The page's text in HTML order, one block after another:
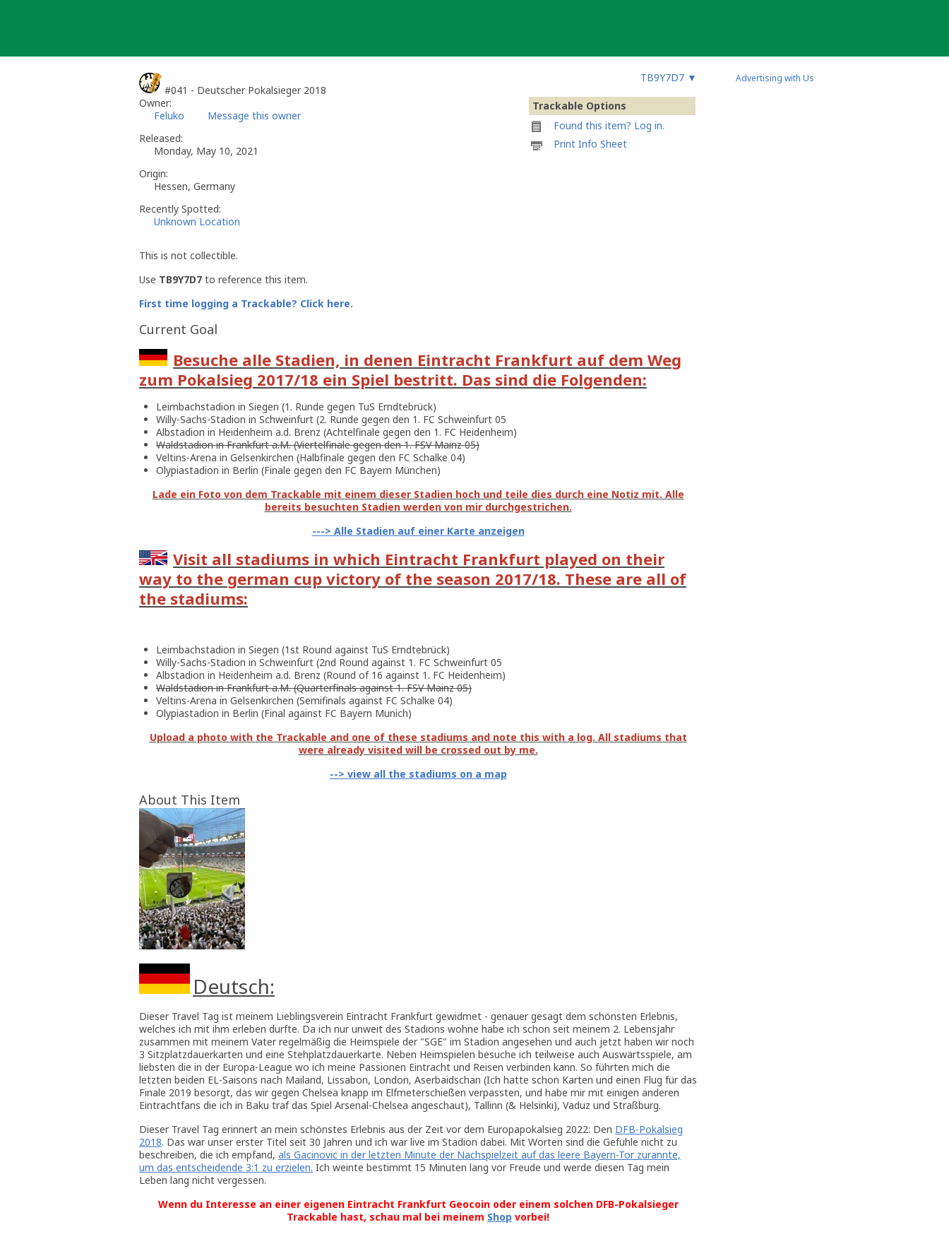
TB9Y7D7 ▼
#041 - Deutscher Pokalsieger 2018
Trackable Options
Found this item? Log in.
Printable
Print Info Sheet
Owner:
Feluko
Message this owner
Released:
Monday, May 10, 2021
Origin:
Hessen, Germany
Recently Spotted:
Unknown Location
This is not collectible.
Use TB9Y7D7 to reference this item.
First time logging a Trackable? Click here.
Current Goal
Besuche alle Stadien, in denen Eintracht Frankfurt auf dem Weg
zum Pokalsieg 2017/18 ein Spiel bestritt. Das sind die Folgenden:
Leimbachstadion in Siegen (1. Runde gegen TuS Erndtebrück)
Willy-Sachs-Stadion in Schweinfurt (2. Runde gegen den 1. FC Schweinfurt 05
Albstadion in Heidenheim a.d. Brenz (Achtelfinale gegen den 1. FC Heidenheim)
Waldstadion in Frankfurt a.M. (Viertelfinale gegen den 1. FSV Mainz 05)
Veltins-Arena in Gelsenkirchen (Halbfinale gegen den FC Schalke 04)
Olypiastadion in Berlin (Finale gegen den FC Bayern München)
Lade ein Foto von dem Trackable mit einem dieser Stadien hoch und teile dies durch eine Notiz mit. Alle
bereits besuchten Stadien werden von mir durchgestrichen.
---> Alle Stadien auf einer Karte anzeigen
Visit all stadiums in which Eintracht Frankfurt played on their
way to the german cup victory of the season 2017/18. These are all of
the stadiums:
Leimbachstadion in Siegen (1st Round against TuS Erndtebrück)
Willy-Sachs-Stadion in Schweinfurt (2nd Round against 1. FC Schweinfurt 05
Albstadion in Heidenheim a.d. Brenz (Round of 16 against 1. FC Heidenheim)
Waldstadion in Frankfurt a.M. (Quarterfinals against 1. FSV Mainz 05)
Veltins-Arena in Gelsenkirchen (Semifinals against FC Schalke 04)
Olypiastadion in Berlin (Final against FC Bayern Munich)
Upload a photo with the Trackable and one of these stadiums and note this with a log. All stadiums that
were already visited will be crossed out by me.
--> view all the stadiums on a map
About This Item
Deutsch:
Dieser Travel Tag ist meinem Lieblingsverein Eintracht Frankfurt gewidmet - genauer gesagt dem schönsten Erlebnis,
welches ich mit ihm erleben durfte. Da ich nur unweit des Stadions wohne habe ich schon seit meinem 2. Lebensjahr
zusammen mit meinem Vater regelmäßig die Heimspiele der "SGE" im Stadion angesehen und auch jetzt haben wir noch
3 Sitzplatzdauerkarten und eine Stehplatzdauerkarte. Neben Heimspielen besuche ich teilweise auch Auswärtsspiele, am
liebsten die in der Europa-League wo ich meine Passionen Eintracht und Reisen verbinden kann. So führten mich die
letzten beiden EL-Saisons nach Mailand, Lissabon, London, Aserbaidschan (Ich hatte schon Karten und einen Flug für das
Finale 2019 besorgt, das wir gegen Chelsea knapp im Elfmeterschießen verpassten, und habe mir mit einigen anderen
Eintrachtfans die ich in Baku traf das Spiel Arsenal-Chelsea angeschaut), Tallinn (& Helsinki), Vaduz und Straßburg.
Dieser Travel Tag erinnert an mein schönstes Erlebnis aus der Zeit vor dem Europapokalsieg 2022: Den DFB-Pokalsieg
2018. Das war unser erster Titel seit 30 Jahren und ich war live im Stadion dabei. Mit Worten sind die Gefühle nicht zu
beschreiben, die ich empfand, als Gacinovic in der letzten Minute der Nachspielzeit auf das leere Bayern-Tor zurannte,
um das entscheidende 3:1 zu erzielen. Ich weinte bestimmt 15 Minuten lang vor Freude und werde diesen Tag mein
Leben lang nicht vergessen.
Wenn du Interesse an einer eigenen Eintracht Frankfurt Geocoin oder einem solchen DFB-Pokalsieger
Trackable hast, schau mal bei meinem Shop vorbei!
Advertising with Us